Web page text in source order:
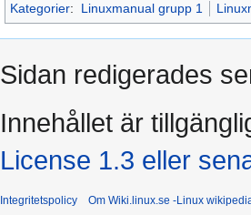
Kategorier: Linuxmanual grupp 1
Sidan redigerades
Innehållet är
License 1.3 eller
Integritetspolicy Om Wiki.linux.se -Linux